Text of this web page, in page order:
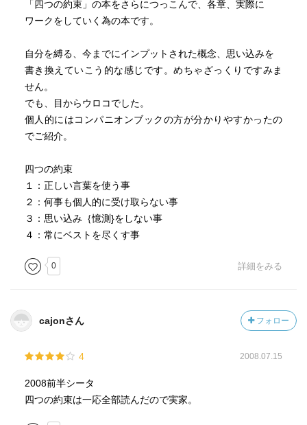
「四つの約束」の本をさらにつっこんで、各章、実際に
ワークをしていく為の本です。
自分を縛る、今までにインプットされた概念、思い込みを
書き換えていこう的な感じです。めちゃざっくりですみま
せん。
でも、目からウロコでした。
個人的にはコンパニオンブックの方が分かりやすかったの
でご紹介。
四つの約束
１：正しい言葉を使う事
２：何事も個人的に受け取らない事
３：思い込み｛憶測}をしない事
４：常にベストを尽くす事
0 詳細をみる
cajonさん フォロー
4 2008.07.15
2008前半シータ
四つの約束は一応全部読んだので実家。